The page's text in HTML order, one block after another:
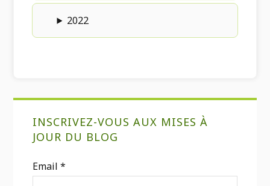
2022
latérale
primaire
INSCRIVEZ-VOUS AUX MISES À
JOUR DU BLOG
Email*